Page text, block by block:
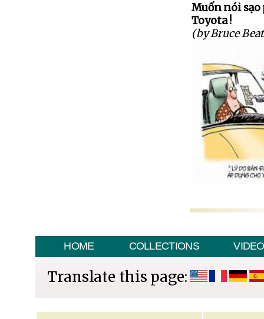
Muốn nói sạo
Toyota !
(by Bruce
HOME COLLECTIONS VIDEO
Translate this page: